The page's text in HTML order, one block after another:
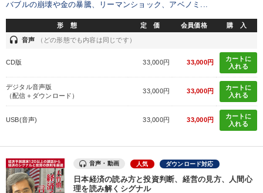
バブルの崩壊や金の暴騰、リーマンショック、アベノミ...
形 態 定 価 会員価格 購 入
headset 音声 （どの形態でも内容は同じです）
CD版 33,000円 33,000円
カートに
入れる
デジタル音声版
（配信＋ダウンロード）
33,000円 33,000円
カートに
入れる
USB(音声) 33,000円 33,000円
カートに
入れる
音声・動画 人気 ダウンロード対応
日本経済の読み方と投資判断、経営の見方、人間心
理を読み解くシグナル